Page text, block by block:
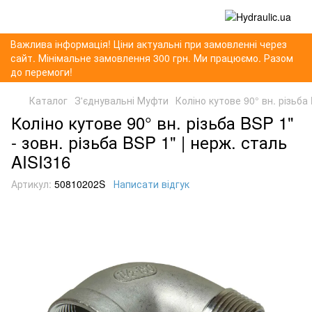
Важлива інформація! Ціни актуальні при замовленні через
сайт. Мінімальне замовлення 300 грн. Ми працюємо. Разом
до перемоги!
Каталог З'єднувальні Муфти Коліно кутове 90° вн.
Коліно кутове 90° вн. різьба BSP 1"
- зовн. різьба BSP 1" | нерж. сталь
AISI316
Артикул: 50810202S Написати відгук